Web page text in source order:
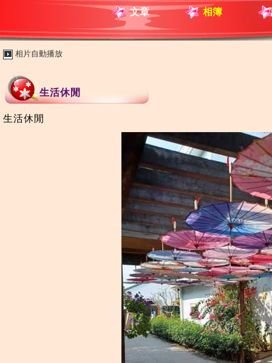
文章 相簿
相片自動播放
生活休閒
生活休閒